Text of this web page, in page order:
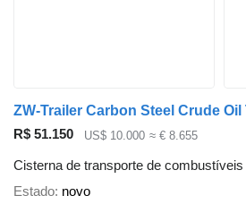
ZW-Trailer Carbon Steel Crude
R$ 51.150
US$ 10.000 ≈ € 8.655
Cisterna de transporte de combustíveis
Estado novo